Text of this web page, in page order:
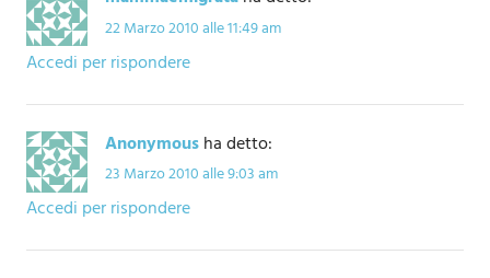
22 Marzo 2010 alle 11:49 am
Accedi per rispondere
Anonymousha detto:
23 Marzo 2010 alle 9:03 am
Accedi per rispondere